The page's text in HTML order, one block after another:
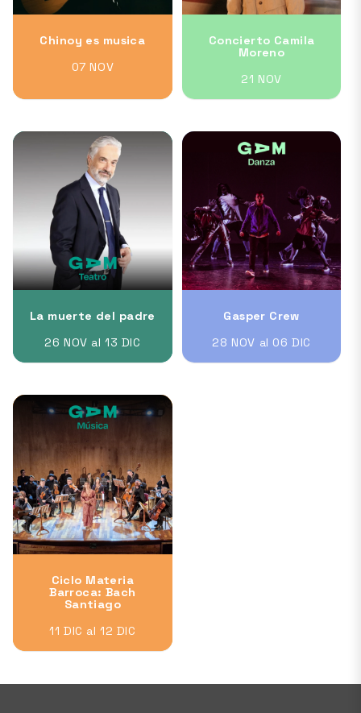
Chinoy es musica
07 NOV
Concierto Camila
Moreno
21 NOV
La muerte del padre
26 NOV al 13 DIC
Gasper Crew
28 NOV al 06 DIC
Ciclo Materia
Barroca: Bach
Santiago
11 DIC al 12 DIC